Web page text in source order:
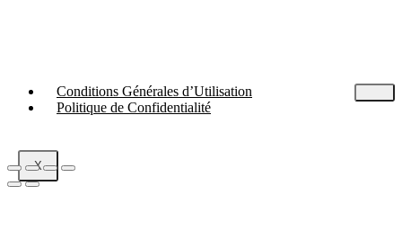
Conditions Générales d’Utilisation
Politique de Confidentialité
X